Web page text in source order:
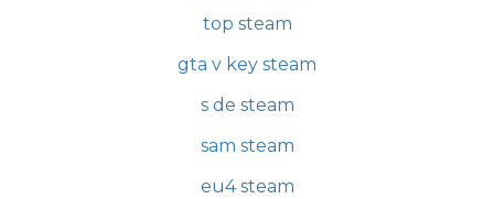
top steam
gta v key steam
s de steam
sam steam
eu4 steam